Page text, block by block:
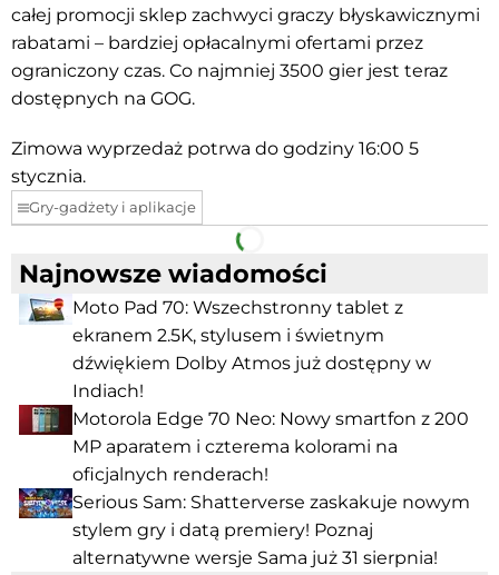
całej promocji sklep zachwyci graczy błyskawicznymi
rabatami – bardziej opłacalnymi ofertami przez
ograniczony czas. Co najmniej 3500 gier jest teraz
dostępnych na GOG.
Zimowa wyprzedaż potrwa do godziny 16:00 5
stycznia.
Gry-gadżety i aplikacje
Facebook Telegram
Najnowsze wiadomości
Moto Pad 70: Wszechstronny tablet z
ekranem 2.5K, stylusem i świetnym
dźwiękiem Dolby Atmos już dostępny w
Indiach!
Motorola Edge 70 Neo: Nowy smartfon z 200
MP aparatem i czterema kolorami na
oficjalnych renderach!
Serious Sam: Shatterverse zaskakuje nowym
stylem gry i datą premiery! Poznaj
alternatywne wersje Sama już 31 sierpnia!